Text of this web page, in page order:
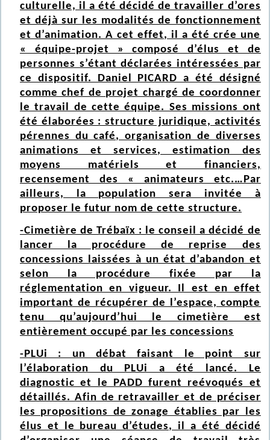
culturelle, il a été décidé de travailler d’ores
et déjà sur les modalités de fonctionnement
et d’animation. A cet effet, il a été crée une
« équipe-projet » composé d’élus et de
personnes s’étant déclarées intéressées par
ce dispositif. Daniel PICARD a été désigné
comme chef de projet chargé de coordonner
le travail de cette équipe. Ses missions ont
été élaborées : structure juridique, activités
pérennes du café, organisation de diverses
animations et services, estimation des
moyens matériels et financiers,
recensement des « animateurs etc.…Par
ailleurs, la population sera invitée à
proposer le futur nom de cette structure.
-Cimetière de Trébaïx : le conseil a décidé de
lancer la procédure de reprise des
concessions laissées à un état d’abandon et
selon la procédure fixée par la
réglementation en vigueur. Il est en effet
important de récupérer de l’espace, compte
tenu qu’aujourd’hui le cimetière est
entièrement occupé par les concessions
-PLUi : un débat faisant le point sur
l’élaboration du PLUi a été lancé. Le
diagnostic et le PADD furent reévoqués et
détaillés. Afin de retravailler et de préciser
les propositions de zonage établies par les
élus et le bureau d’études, il a été décidé